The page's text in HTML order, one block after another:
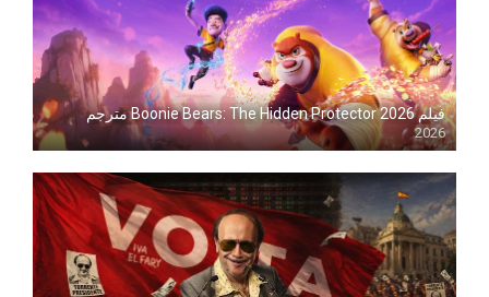
فيلم Boonie Bears: The Hidden Protector 2026 مترجم
2026
Blu-ray